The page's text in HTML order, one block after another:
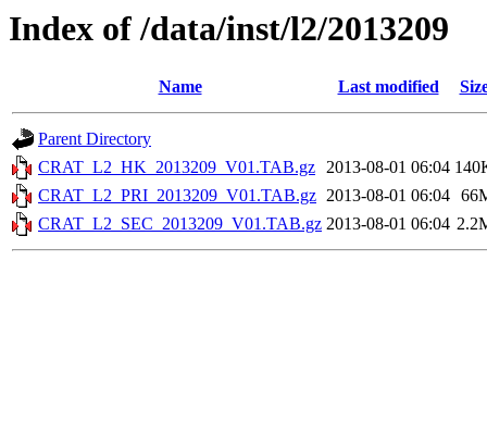
Index of /data/inst/l2/2013209
Name Last modified
Parent Directory
CRAT_L2_HK_2013209_V01.TAB.gz 2013-08-01 06:04
CRAT_L2_PRI_2013209_V01.TAB.gz 2013-08-01 06:04
CRAT_L2_SEC_2013209_V01.TAB.gz 2013-08-01 06:04